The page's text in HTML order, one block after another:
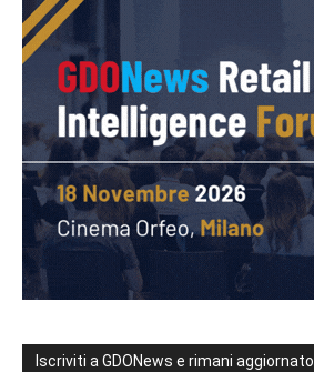
Iscriviti a GDONews e rimani aggiornato